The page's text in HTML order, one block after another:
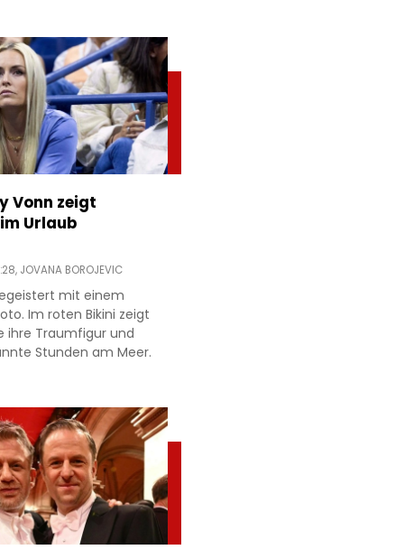
Vonn zeigt
Urlaub
JOVANA BOROJEVIC
mit einem
Im roten Bikini zeigt
ihre Traumfigur und
Stunden am Meer.